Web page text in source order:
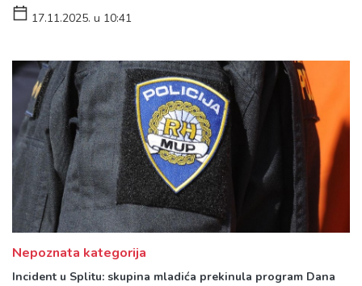
17.11.2025. u 10:41
Nepoznata kategorija
Incident u Splitu: skupina mladića prekinula program Dana